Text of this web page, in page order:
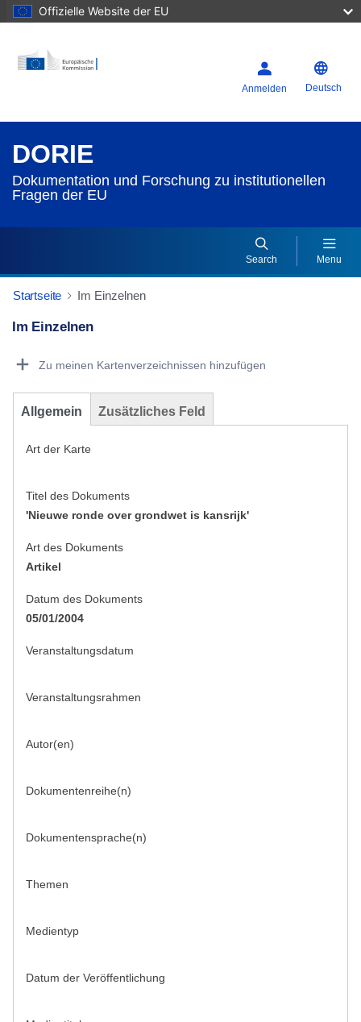
Offizielle Website der EU
Anmelden Deutsch
DORIE
Dokumentation und Forschung zu institutionellen
Fragen der EU
Search Menu
Startseite Im Einzelnen
Im Einzelnen
Zu meinen Kartenverzeichnissen hinzufügen
Allgemein Zusätzliches Feld
Art der Karte
Titel des Dokuments
'Nieuwe ronde over grondwet is kansrijk'
Art des Dokuments
Artikel
Datum des Dokuments
05/01/2004
Veranstaltungsdatum
Veranstaltungsrahmen
Autor(en)
Dokumentenreihe(n)
Dokumentensprache(n)
Themen
Medientyp
Datum der Veröffentlichung